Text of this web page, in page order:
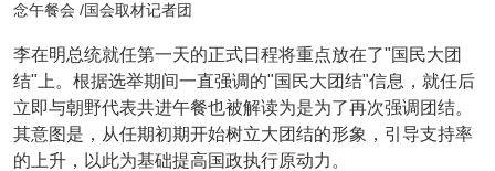
念午餐会 /国会取材记者团
李在明总统就任第一天的正式日程将重点放在了"国民大团
结"上。根据选举期间一直强调的"国民大团结"信息，就任后
立即与朝野代表共进午餐也被解读为是为了再次强调团结。
其意图是，从任期初期开始树立大团结的形象，引导支持率
的上升，以此为基础提高国政执行原动力。